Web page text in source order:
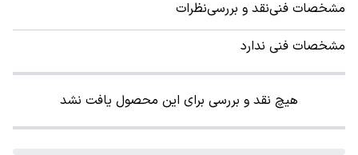
مشخصات فنینقد و بررسینظرات
مشخصات فنی ندارد
هیچ نقد و بررسی برای این محصول یافت نشد